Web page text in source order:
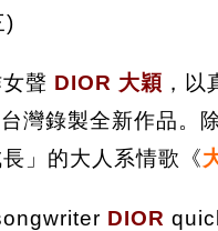
)
聲 DIOR 大穎 ，
灣錄製全新作品。
」的大人系情歌《
DIOR